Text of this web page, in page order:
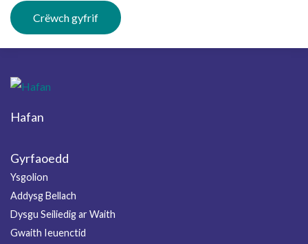
Crëwch gyfrif
Footer
Hafan
Gyrfaoedd
Ysgolion
Addysg Bellach
Dysgu Seiliedig ar Waith
Gwaith Ieuenctid